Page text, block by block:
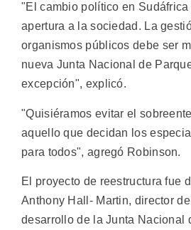
"El cambio político en
apertura a la sociedad. La
organismos públicos debe ser
nueva Junta Nacional de
excepción", explicó.
"Quisiéramos evitar el
aquello que decidan los
para todos", agregó Robinson.
El proyecto de reestructura fue
Anthony Hall- Martin, director
desarrollo de la Junta Nacional